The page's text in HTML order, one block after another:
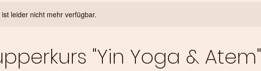
leider nicht mehr verfügbar.
"Yin Yoga & Atem"